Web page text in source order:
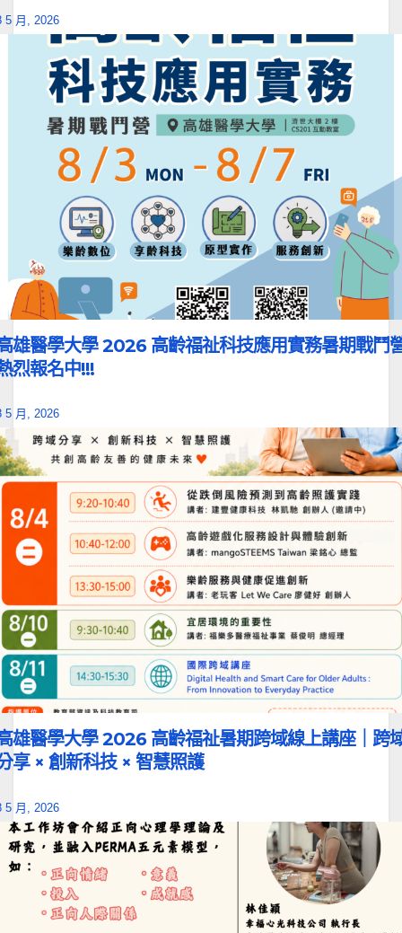
5 月, 2026
雄醫學大學 2026 高齡福祉科技應用實務暑期戰鬥
烈報名中!!!
5 月, 2026
雄醫學大學 2026 高齡福祉暑期跨域線上講座｜跨
享 × 創新科技 × 智慧照護
5 月, 2026